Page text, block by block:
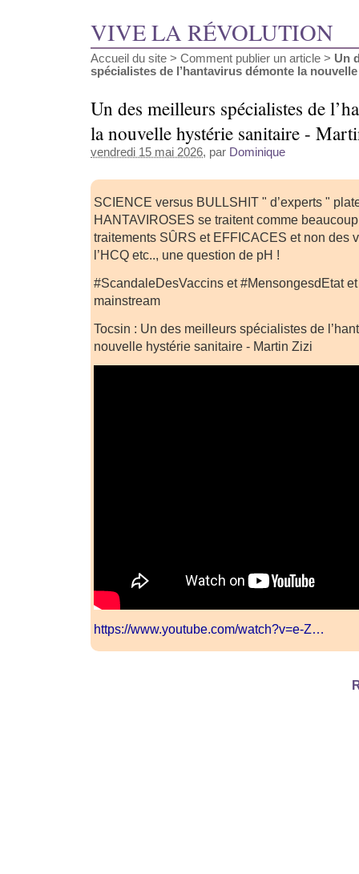
VIVE LA RÉVOLUTION
Accueil du site > Comment publier un article > Un
spécialistes de l’hantavirus démonte la
Un des meilleurs spécialistes de
la nouvelle hystérie sanitaire -
vendredi 15 mai 2026, par Dominique
SCIENCE versus BULLSHIT " d’experts "
HANTAVIROSES se traitent comme
traitements SÛRS et EFFICACES et non des
l’HCQ etc.., une question de pH !
#ScandaleDesVaccins et #MensongesdEtat
mainstream
Tocsin : Un des meilleurs spécialistes de
nouvelle hystérie sanitaire - Martin Zizi
https://www.youtube.com/watch?v=e-Z…